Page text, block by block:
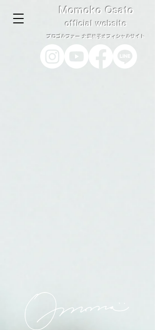
Momoko Osato
official website
プロゴルファー 大里桃子オフィシャルサイト